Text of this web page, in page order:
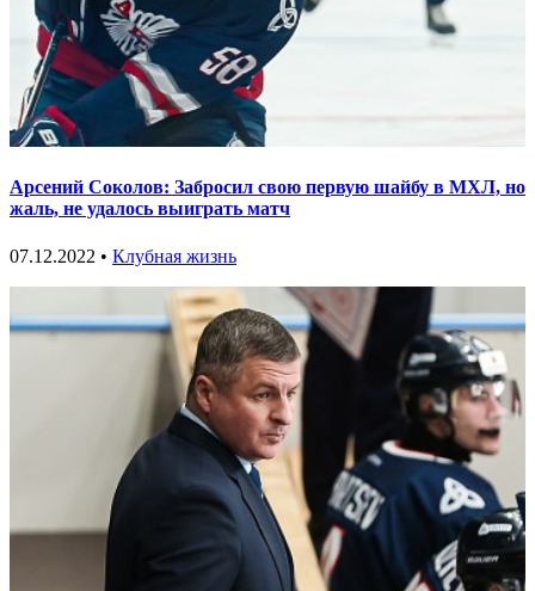
Арсений Соколов: Забросил свою первую шайбу в МХЛ, но
жаль, не удалось выиграть матч
07.12.2022 • Клубная жизнь